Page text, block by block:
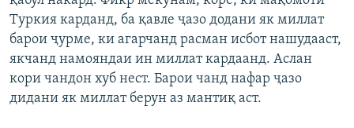
Туркия карданд, ба қавле ҷазо додани як миллат
барои ҷурме, ки агарчанд расман исбот нашудааст,
якчанд намояндаи ин миллат кардаанд. Аслан
кори чандон хуб нест. Барои чанд нафар ҷазо
дидани як миллат берун аз мантиқ аст.